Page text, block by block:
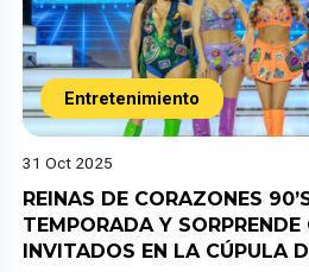
Entretenimiento
31 Oct 2025
REINAS DE CORAZONES
TEMPORADA Y SORPRENDE
INVITADOS EN LA CÚPULA